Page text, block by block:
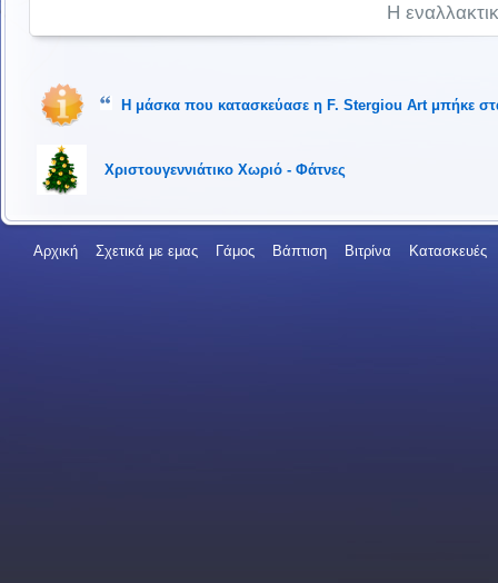
Η
Η μάσκα που κατασκεύασε η F. Stergiou Art μπήκε
Χριστουγεννιάτικο Χωριό - Φάτνες
Αρχική Σχετικά με εμας Γάμος Βάπτιση Βιτρίνα Κατασκευές